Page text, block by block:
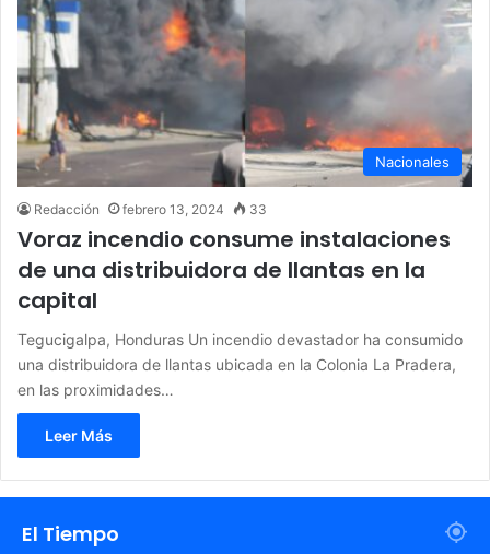
Nacionales
Redacción febrero 13, 2024 33
Voraz incendio consume instalaciones
de una distribuidora de llantas en la
capital
Tegucigalpa, Honduras Un incendio devastador ha consumido
una distribuidora de llantas ubicada en la Colonia La Pradera,
en las proximidades…
Leer Más
El Tiempo